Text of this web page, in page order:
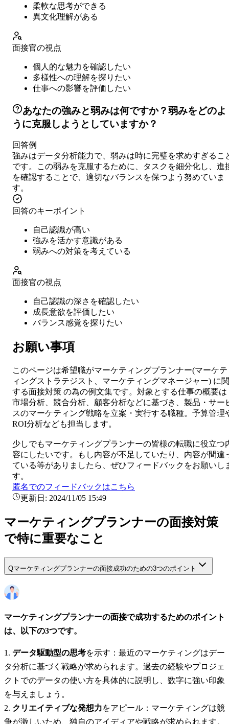
柔軟な思考ができる
異文化理解がある
面接官の視点
個人的な魅力を確認したい
多様性への理解を探りたい
仕事への影響を評価したい
あなたの強みと弱みは何ですか？弱みをどのよ
うに克服しようとしていますか？
回答例
強みはデータ分析能力で、弱みは時に完璧を求めすぎるこ
です。この弱みを克服するために、タスクを細分化し、進
を確認することで、適切なバランスを保つよう努めていま
す。
回答のキーポイント
自己認識が高い
強みを活かす意識がある
弱みへの対策を考えている
面接官の視点
自己認識の深さを確認したい
成長意欲を評価したい
バランス感覚を探りたい
お願い事項
このページは希望職がマーケティングプランナー(マーケテ
ィングストラテジスト、マーケティングマネージャー) に関
する面接対策 の為の例文集です。対象とする仕事の概要は
市場分析、競合分析、顧客分析などに基づき、製品・サー
スのマーケティング戦略を立案・実行する職種。予算管理
ROI分析なども担当します。
少しでもマーケティングプランナーの皆様の転職に役立つ
容にしたいです。もし内容が不足していたり、内容が間違
ている等がありましたら、ぜひフィードバックをお願いし
す。
匿名でのフィードバックはこちら
更新日: 2024/11/05 15:49
マーケティングプランナーの面接対策
で特に重要なこと
Qマーケティングプランナーの面接成功のための3つのポイント
マーケティングプランナーの面接で成功するためのポイント
は、以下の3つです。
データ駆動型の思考を示す：最近のマーケティングはデー
タ分析に基づく戦略が求められます。過去の経験やプロジェ
クトでのデータの使い方を具体的に説明し、数字に強い印象
を与えましょう。
クリエイティブな発想力をアピール：マーケティングは競
争が激しいため、独自のアイディアや戦略が求められます。